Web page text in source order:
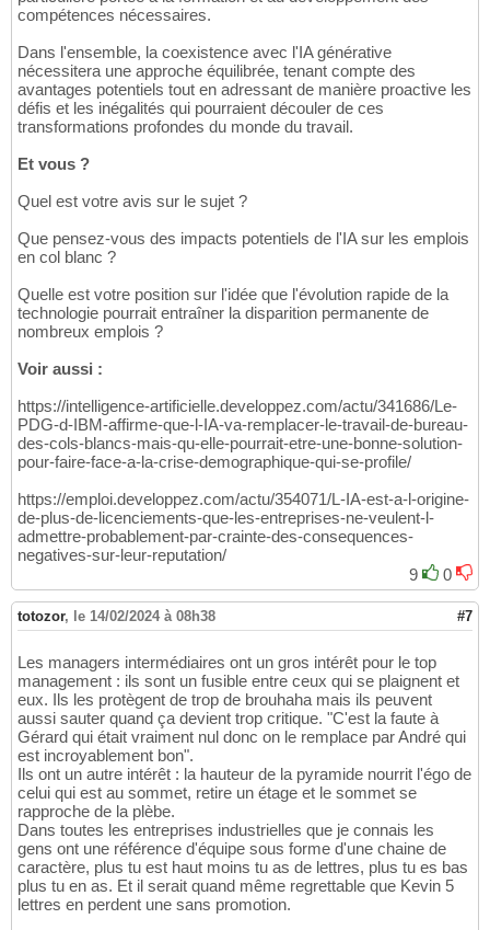
compétences nécessaires.
Dans l'ensemble, la coexistence avec l'IA générative
nécessitera une approche équilibrée, tenant compte des
avantages potentiels tout en adressant de manière proactive les
défis et les inégalités qui pourraient découler de ces
transformations profondes du monde du travail.
Et vous ?
Quel est votre avis sur le sujet ?
Que pensez-vous des impacts potentiels de l'IA sur les emplois
en col blanc ?
Quelle est votre position sur l'idée que l'évolution rapide de la
technologie pourrait entraîner la disparition permanente de
nombreux emplois ?
Voir aussi :
https://intelligence-artificielle.developpez.com/actu/341686/Le-
PDG-d-IBM-affirme-que-l-IA-va-remplacer-le-travail-de-bureau-
des-cols-blancs-mais-qu-elle-pourrait-etre-une-bonne-solution-
pour-faire-face-a-la-crise-demographique-qui-se-profile/
https://emploi.developpez.com/actu/354071/L-IA-est-a-l-origine-
de-plus-de-licenciements-que-les-entreprises-ne-veulent-l-
admettre-probablement-par-crainte-des-consequences-
negatives-sur-leur-reputation/
9
0
totozor, le 14/02/2024 à 08h38 #7
Les managers intermédiaires ont un gros intérêt pour le top
management : ils sont un fusible entre ceux qui se plaignent et
eux. Ils les protègent de trop de brouhaha mais ils peuvent
aussi sauter quand ça devient trop critique. "C'est la faute à
Gérard qui était vraiment nul donc on le remplace par André qui
est incroyablement bon".
Ils ont un autre intérêt : la hauteur de la pyramide nourrit l'égo de
celui qui est au sommet, retire un étage et le sommet se
rapproche de la plèbe.
Dans toutes les entreprises industrielles que je connais les
gens ont une référence d'équipe sous forme d'une chaine de
caractère, plus tu est haut moins tu as de lettres, plus tu es bas
plus tu en as. Et il serait quand même regrettable que Kevin 5
lettres en perdent une sans promotion.